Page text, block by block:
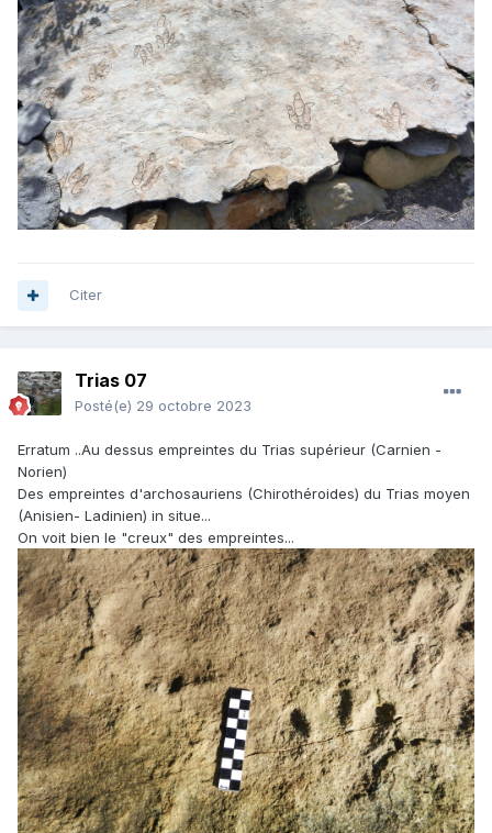
Citer
Trias 07
Posté(e) 29 octobre 2023
Erratum ..Au dessus empreintes du Trias supérieur (Carnien -
Norien)
Des empreintes d'archosauriens (Chirothéroides) du Trias moyen
(Anisien- Ladinien) in situe...
On voit bien le "creux" des empreintes...